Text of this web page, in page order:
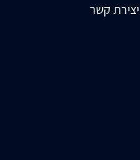
יצירת קשר